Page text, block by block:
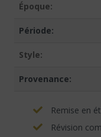
Époque:
Période:
Style:
Provenance:
Remise en
Révision